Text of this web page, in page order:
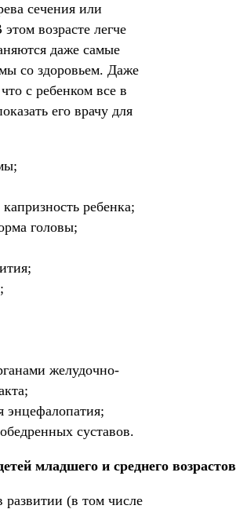
сечения или
возрасте легче
даже самые
со здоровьем. Даже
с ребенком все в
его врачу для
ребенка;
головы;
желудочно-
энцефалопатия;
суставов.
младшего и среднего
развитии (в том числе